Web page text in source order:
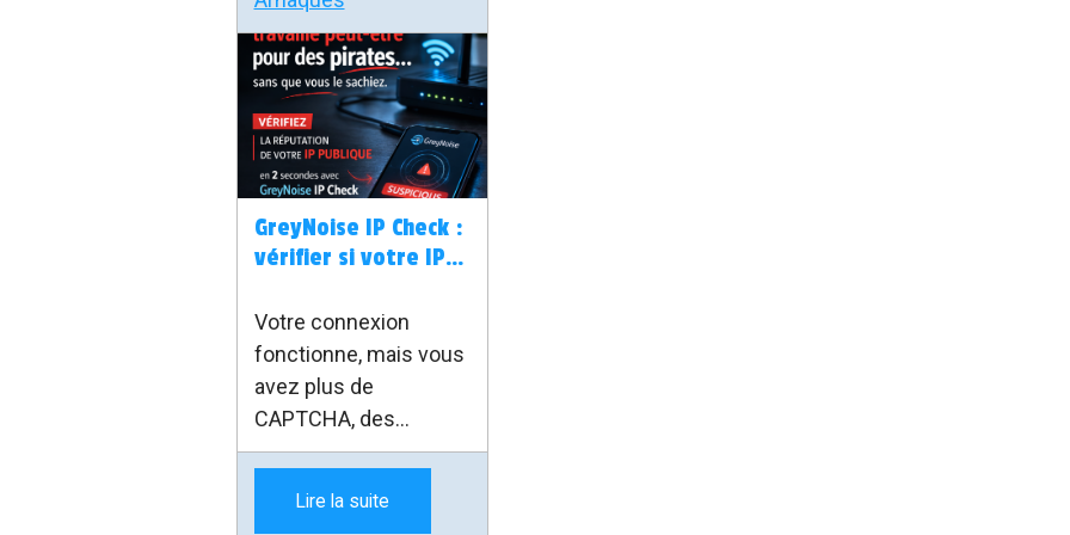
GreyNoise IP Check :
vérifier si votre IP
suspecte
Votre connexion
fonctionne, mais vous
avez plus de
CAPTCHA, des
blocages ou des
réagissent
Lire la suite